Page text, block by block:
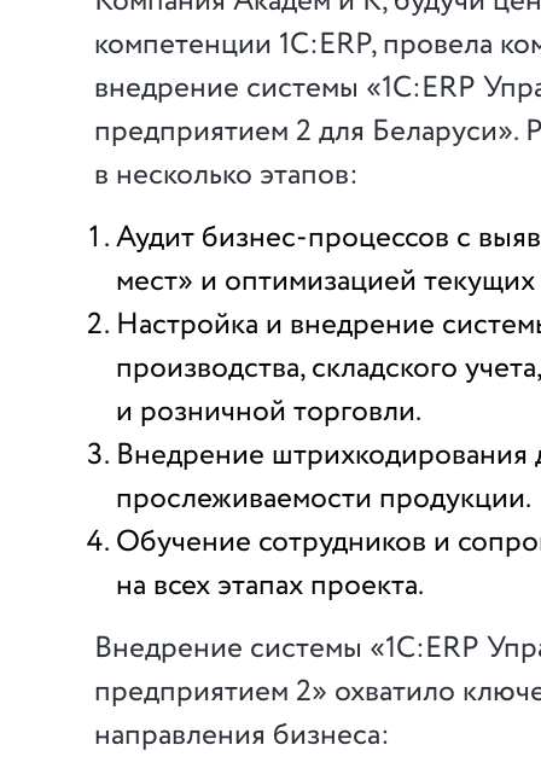
компетенции 1С:ERP, провела
внедрение системы «1С:ERP
предприятием 2 для Беларуси».
в несколько этапов:
Аудит бизнес-процессов с
мест» и оптимизацией
Настройка и внедрение
производства, складского
и розничной торговли.
Внедрение штрихкодирования
прослеживаемости продукции.
Обучение сотрудников и
на всех этапах проекта.
Внедрение системы «1С:ERP
предприятием 2» охватило
направления бизнеса: